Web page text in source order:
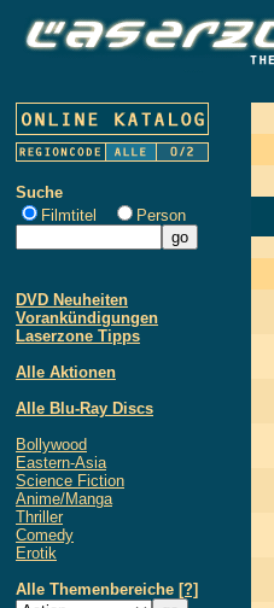
Suche
Filmtitel
Person
DVD Neuheiten
Vorankündigungen
Laserzone Tipps
Alle Aktionen
Alle Blu-Ray Discs
Bollywood
Eastern-Asia
Science Fiction
Anime/Manga
Thriller
Comedy
Erotik
Alle Themenbereiche [?]